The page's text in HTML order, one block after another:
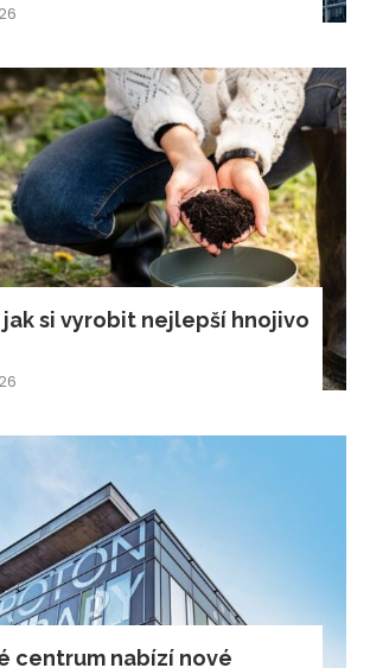
jak si vyrobit nejlepší hnojivo
centrum nabízí nové